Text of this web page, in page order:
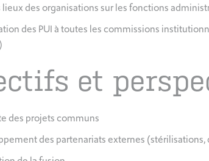
lieux des organisations sur les fonctions
des PUI à toutes les commissions
et
des projets communs
des partenariats externes